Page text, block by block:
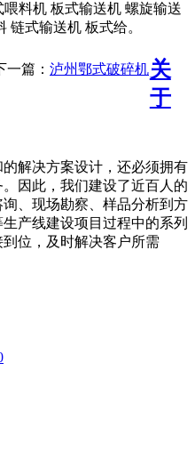
料机 板式输送机 螺旋输送
链式输送机 板式给。
一篇： 泸州鄂式破碎机关
于
解决方案设计，还必须拥有
因此，我们建设了近百人的
、现场勘察、样品分析到方
产线建设项目过程中的系列
位，及时解决客户所需